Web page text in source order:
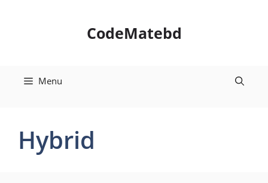
CodeMatebd
Menu
Hybrid